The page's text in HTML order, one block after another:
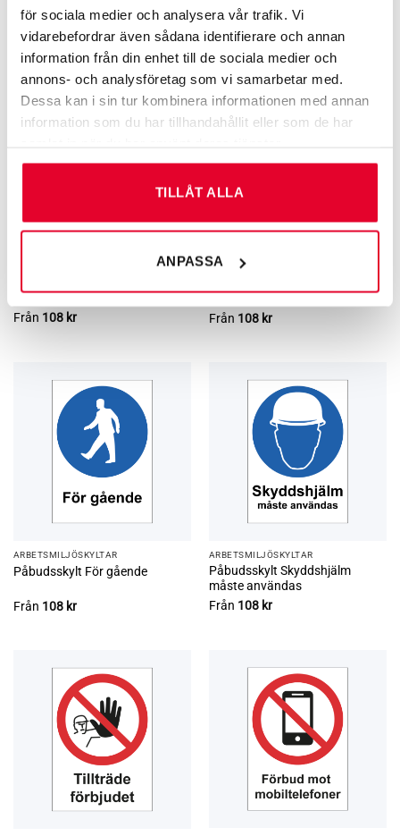
för sociala medier och analysera vår trafik. Vi
vidarebefordrar även sådana identifierare och annan
information från din enhet till de sociala medier och
annons- och analysföretag som vi samarbetar med.
Dessa kan i sin tur kombinera informationen med annan
information som du har tillhandahållit eller som de har
TILLÅT ALLA
ANPASSA
Från 108 kr
måste användas
Från108
förbjuden
Från 108 kr
ARBETSMILJÖ­­SKYLTAR
användas
Från 108 kr
ARBETSMILJÖ­­SKYLTAR
Påbudsskylt För gående
Från 108 kr
ARBETSMILJÖ­­SKYLTAR
Påbudsskylt Skyddshjälm
måste användas
Från 108 kr